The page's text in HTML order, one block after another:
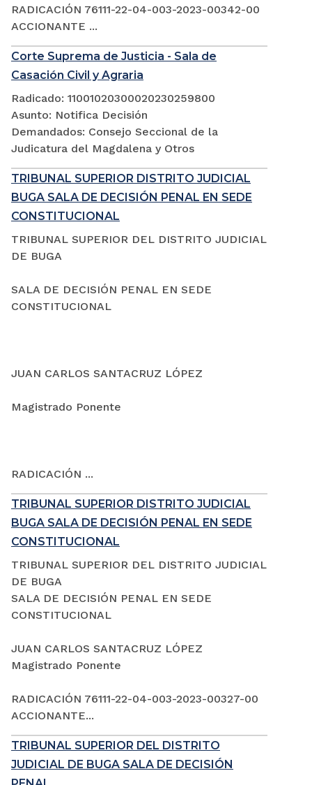
RADICACIÓN 76111-22-04-003-2023-00342-00
ACCIONANTE ...
Corte Suprema de Justicia - Sala de
Casación Civil y Agraria
Radicado: 11001020300020230259800
Asunto: Notifica Decisión
Demandados: Consejo Seccional de la
Judicatura del Magdalena y Otros
TRIBUNAL SUPERIOR DISTRITO JUDICIAL
BUGA SALA DE DECISIÓN PENAL EN SEDE
CONSTITUCIONAL
TRIBUNAL SUPERIOR DEL DISTRITO JUDICIAL
DE BUGA
SALA DE DECISIÓN PENAL EN SEDE
CONSTITUCIONAL
JUAN CARLOS SANTACRUZ LÓPEZ
Magistrado Ponente
RADICACIÓN ...
TRIBUNAL SUPERIOR DISTRITO JUDICIAL
BUGA SALA DE DECISIÓN PENAL EN SEDE
CONSTITUCIONAL
TRIBUNAL SUPERIOR DEL DISTRITO JUDICIAL
DE BUGA
SALA DE DECISIÓN PENAL EN SEDE
CONSTITUCIONAL
JUAN CARLOS SANTACRUZ LÓPEZ
Magistrado Ponente
RADICACIÓN 76111-22-04-003-2023-00327-00
ACCIONANTE...
TRIBUNAL SUPERIOR DEL DISTRITO
JUDICIAL DE BUGA SALA DE DECISIÓN